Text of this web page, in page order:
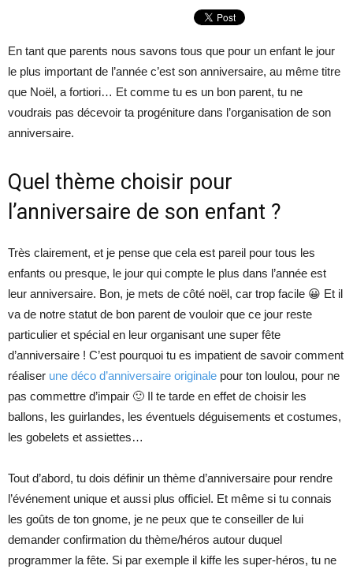
En tant que parents nous savons tous que pour un enfant le jour
le plus important de l’année c’est son anniversaire, au même titre
que Noël, a fortiori… Et comme tu es un bon parent, tu ne
voudrais pas décevoir ta progéniture dans l’organisation de son
anniversaire.
Quel thème choisir pour
l’anniversaire de son enfant ?
Très clairement, et je pense que cela est pareil pour tous les
enfants ou presque, le jour qui compte le plus dans l’année est
leur anniversaire. Bon, je mets de côté noël, car trop facile 😀 Et il
va de notre statut de bon parent de vouloir que ce jour reste
particulier et spécial en leur organisant une super fête
d’anniversaire ! C’est pourquoi tu es impatient de savoir comment
réaliser une déco d’anniversaire originale pour ton loulou, pour ne
pas commettre d’impair 🙂 Il te tarde en effet de choisir les
ballons, les guirlandes, les éventuels déguisements et costumes,
les gobelets et assiettes…
Tout d’abord, tu dois définir un thème d’anniversaire pour rendre
l’événement unique et aussi plus officiel. Et même si tu connais
les goûts de ton gnome, je ne peux que te conseiller de lui
demander confirmation du thème/héros autour duquel
programmer la fête. Si par exemple il kiffe les super-héros, tu ne